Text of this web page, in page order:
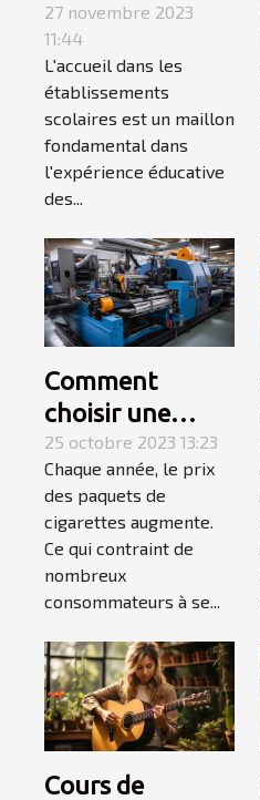
les
établissements
scolaires
27 novembre 2023
11:44
L'accueil dans les
établissements
scolaires est un maillon
fondamental dans
l'expérience éducative
des...
Comment
choisir une
tubeuse
électrique ?
25 octobre 2023 13:23
Chaque année, le prix
des paquets de
cigarettes augmente.
Ce qui contraint de
nombreux
consommateurs à se...
Cours de